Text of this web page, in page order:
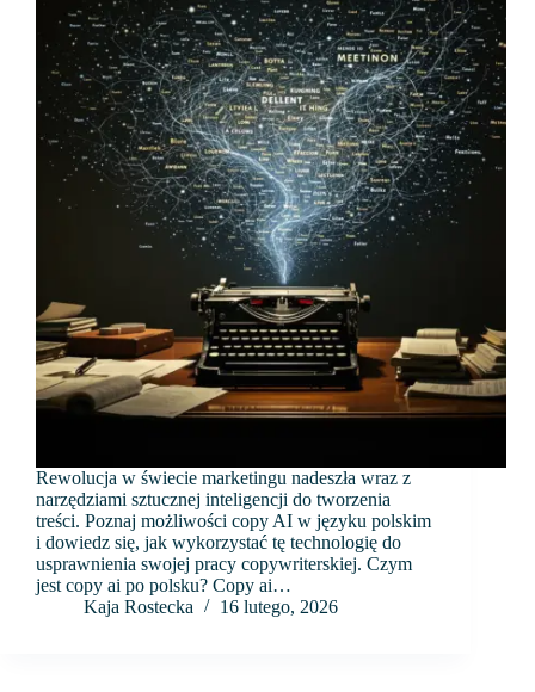
Rewolucja w świecie marketingu nadeszła wraz z
narzędziami sztucznej inteligencji do tworzenia
treści. Poznaj możliwości copy AI w języku polskim
i dowiedz się, jak wykorzystać tę technologię do
usprawnienia swojej pracy copywriterskiej. Czym
jest copy ai po polsku? Copy ai…
Kaja Rostecka
16 lutego, 2026